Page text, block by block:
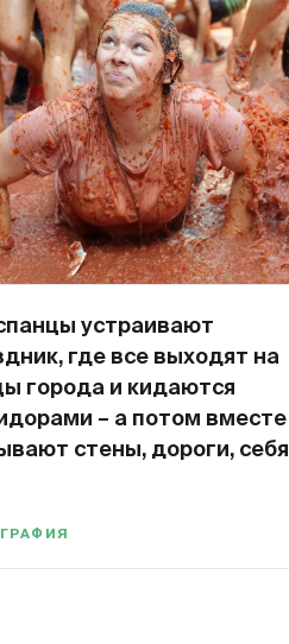
устраивают
где все выходят на
города и кидаются
– а потом вместе
стены, дороги, себя